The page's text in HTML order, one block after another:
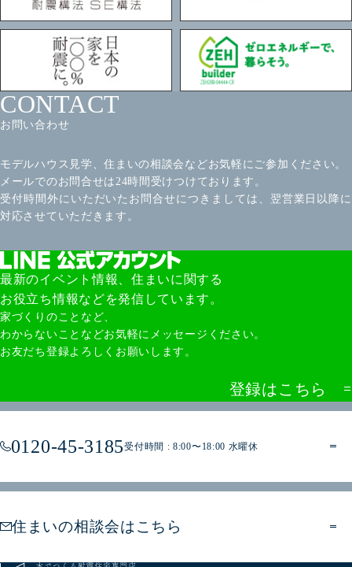
お問い合わせ
CONTACT
モデルハウス見学、住まいの相談会などお気軽にご参加ください。
メールでのお問合せは24時間受けつけております。
受付時間外にいただいたお問合せにつきましては、翌営業日以降に
対応させていただきます。
0120-45-3185受付時間 : 8:00〜18:00 水曜休
住まいの相談会はこちら
最新のイベント情報、住まいに関する
お役立ち情報などを発信しています。
家づくりのことなど、
わからないことなどお気軽にメッセージください。
お友だち登録よろしくお願いします。
登録はこちら